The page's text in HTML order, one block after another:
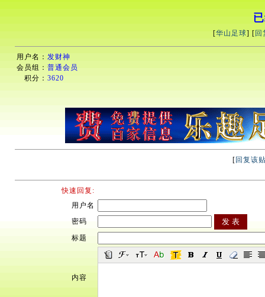
[华山足球] [ 回
用户名： 发财神
会员组： 普通会员
积分： 3620
[ 回复该
快速回复:
用户名
密码
标题
内容